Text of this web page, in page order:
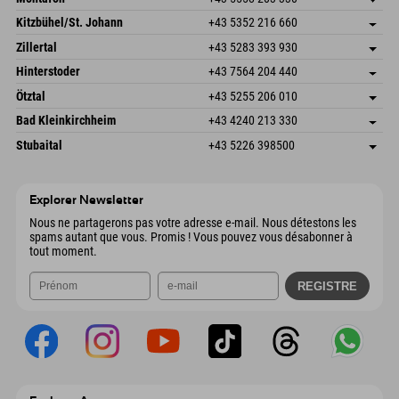
Dorfstr. 127b
6793 Gaschurn/Montafon
Autriche
Enregistrer l'adresse
Réservation
Kitzbühel/St. Johann +43 5352 216 660
Speckbacherstraße 87
6380 St. Johann in Tirol
Autriche
Enregistrer l'adresse
Informations d'arrivée
Réservation
Zillertal +43 5283 393 930
Schmiedau 2
Autriche
Enregistrer l'adresse
Réservation
Hinterstoder +43 7564 204 440
Freizeitpark 10
4573 Hinterstoder
Autriche
Enregistrer l'adresse
Informations d'arrivée
Réservation
Ötztal +43 5255 206 010
Gscheat 14
Autriche
Enregistrer l'adresse
Réservation
Bad Kleinkirchheim +43 4240 213 330
Dorfstraße 24
9546 Bad Kleinkirchheim
Enregistrer l'adresse
Informations d'arrivée
Stubaital +43 5226 398500
Explorer Newsletter
Nous ne partagerons pas votre adresse e-mail. Nous détestons les
spams autant que vous. Promis ! Vous pouvez vous désabonner à
tout moment.